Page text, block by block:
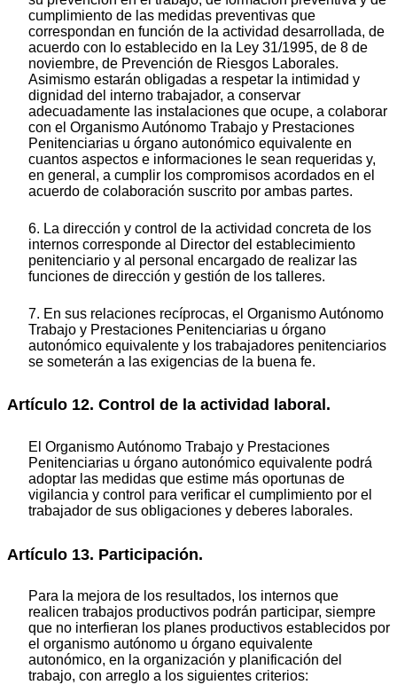
cumplimiento de las medidas preventivas que
correspondan en función de la actividad desarrollada, de
acuerdo con lo establecido en la Ley 31/1995, de 8 de
noviembre, de Prevención de Riesgos Laborales.
Asimismo estarán obligadas a respetar la intimidad y
dignidad del interno trabajador, a conservar
adecuadamente las instalaciones que ocupe, a colaborar
con el Organismo Autónomo Trabajo y Prestaciones
Penitenciarias u órgano autonómico equivalente en
cuantos aspectos e informaciones le sean requeridas y,
en general, a cumplir los compromisos acordados en el
acuerdo de colaboración suscrito por ambas partes.
6. La dirección y control de la actividad concreta de los
internos corresponde al Director del establecimiento
penitenciario y al personal encargado de realizar las
funciones de dirección y gestión de los talleres.
7. En sus relaciones recíprocas, el Organismo Autónomo
Trabajo y Prestaciones Penitenciarias u órgano
autonómico equivalente y los trabajadores penitenciarios
se someterán a las exigencias de la buena fe.
Artículo 12. Control de la actividad laboral.
El Organismo Autónomo Trabajo y Prestaciones
Penitenciarias u órgano autonómico equivalente podrá
adoptar las medidas que estime más oportunas de
vigilancia y control para verificar el cumplimiento por el
trabajador de sus obligaciones y deberes laborales.
Artículo 13. Participación.
Para la mejora de los resultados, los internos que
realicen trabajos productivos podrán participar, siempre
que no interfieran los planes productivos establecidos por
el organismo autónomo u órgano equivalente
autonómico, en la organización y planificación del
trabajo, con arreglo a los siguientes criterios: